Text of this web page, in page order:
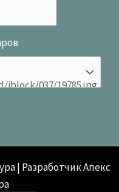
| Разработчик Апекс